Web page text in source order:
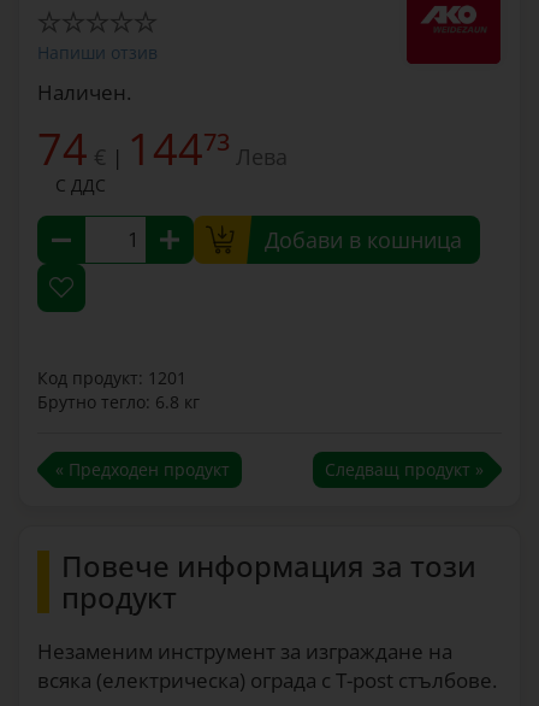
Напиши отзив
Наличен.
74 € | 14473 Лева
С ДДС
Добави в кошница
Код продукт: 1201
Брутно тегло: 6.8 кг
« Предходен продукт Следващ продукт »
Повече информация за този
продукт
Незаменим инструмент за изграждане на
всяка (електрическа) ограда с T-post стълбове.